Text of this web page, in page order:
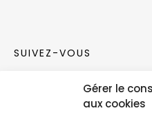
Gérer le
aux cookies
SUIVEZ-VOUS
Rejoignez notre